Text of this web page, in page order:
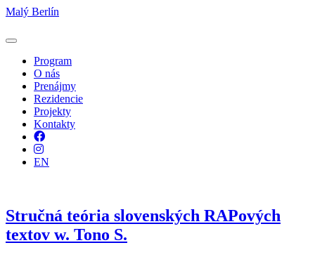
Malý Berlín
Program
O nás
Prenájmy
Rezidencie
Projekty
Kontakty
Facebook
Instagram
EN
Stručná teória slovenských RAPových
textov w. Tono S.